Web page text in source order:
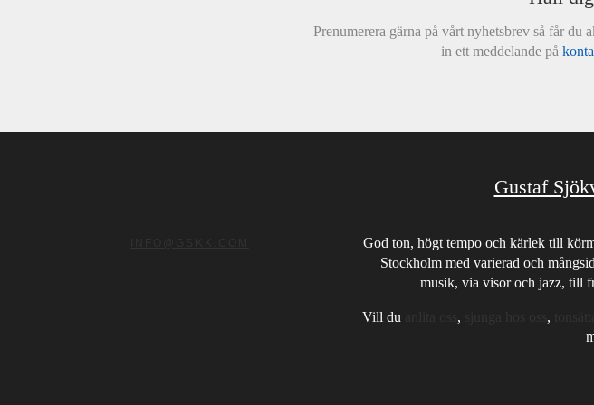
Prenumerera gärna på vårt nyhetsbrev så får
in ett meddelande på
Gustaf
God ton, högt tempo och kärlek till
Stockholm med varierad och
musik, via visor och jazz, till
Vill du , ,